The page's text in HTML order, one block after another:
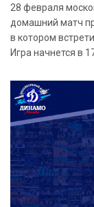
28 февраля
домашний матч
в котором
Игра начнется в